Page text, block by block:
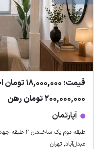
قیمت: 18,000,000 تومان اجاره
200,000,000 تومان رهن
آپارتمان
طبقه دوم یک ساختمان ۲ طبقه جهت اجاره
عبدل‌آباد, تهران